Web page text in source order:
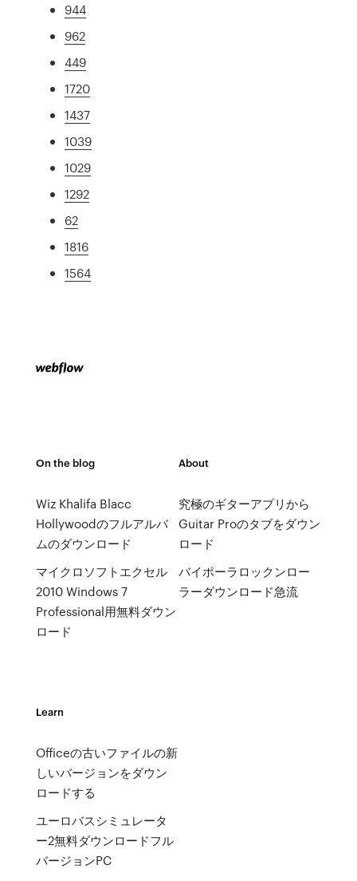
944
962
449
1720
1437
1039
1029
1292
62
1816
1564
On the blog
Wiz Khalifa Blacc
Hollywoodのフルアルバ
ムのダウンロード
マイクロソフトエクセル
2010 Windows 7
Professional用無料ダウン
ロード
About
究極のギターアプリから
Guitar Proのタブをダウン
ロード
バイポーラロックンロー
ラーダウンロード急流
Learn
Officeの古いファイルの新
しいバージョンをダウン
ロードする
ユーロバスシミュレータ
ー2無料ダウンロードフル
バージョンPC